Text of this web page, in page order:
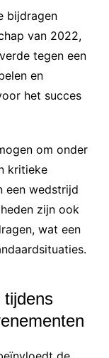
bijdragen
van 2022,
tegen een
en
het succes
om onder
kritieke
een wedstrijd
zijn ook
wat een
tijdens